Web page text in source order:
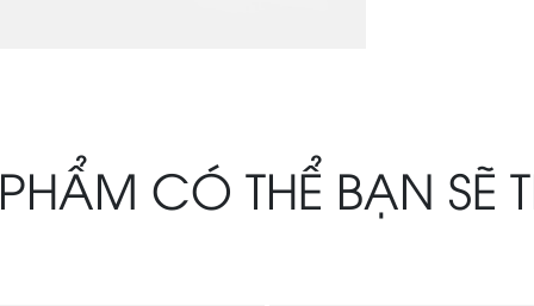
CÓ THỂ BẠN SẼ